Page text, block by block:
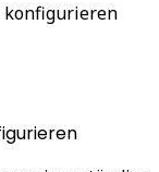
konfigurieren